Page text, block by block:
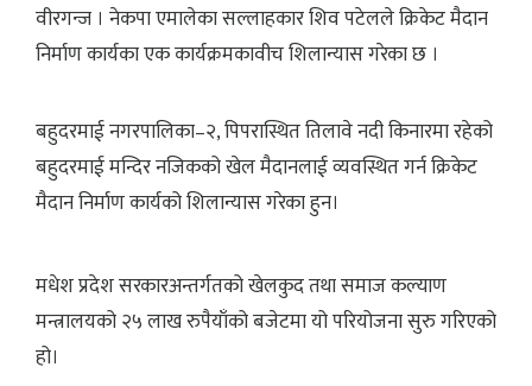
वीरगन्ज । नेकपा एमालेका सल्लाहकार शिव पटेलले क्रिकेट मैदान
निर्माण कार्यका एक कार्यक्रमकावीच शिलान्यास गरेका छ ।
बहुदरमाई नगरपालिका–२, पिपरास्थित तिलावे नदी किनारमा रहेको
बहुदरमाई मन्दिर नजिकको खेल मैदानलाई व्यवस्थित गर्न क्रिकेट
मैदान निर्माण कार्यको शिलान्यास गरेका हुन।
मधेश प्रदेश सरकारअन्तर्गतको खेलकुद तथा समाज कल्याण
मन्त्रालयको २५ लाख रुपैयाँको बजेटमा यो परियोजना सुरु गरिएको
हो।